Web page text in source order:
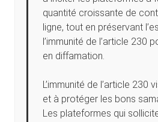
quantité croissante de
ligne, tout en préservant
l’immunité de l’article 230
en diffamation.
L’immunité de l’article 230
et à protéger les bons
Les plateformes qui